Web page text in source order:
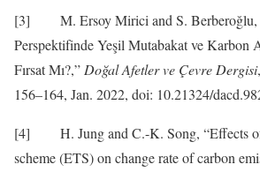
[3] M. Ersoy Mirici and S. Berberoğlu,
Perspektifinde Yeşil Mutabakat ve Karbon
Fırsat Mı?,”Doğal Afetler ve Çevre Dergisi
156–164, Jan. 2022, doi: 10.21324/
[4] H. Jung and C.-K. Song, “Effects of
scheme (ETS) on change rate of carbon